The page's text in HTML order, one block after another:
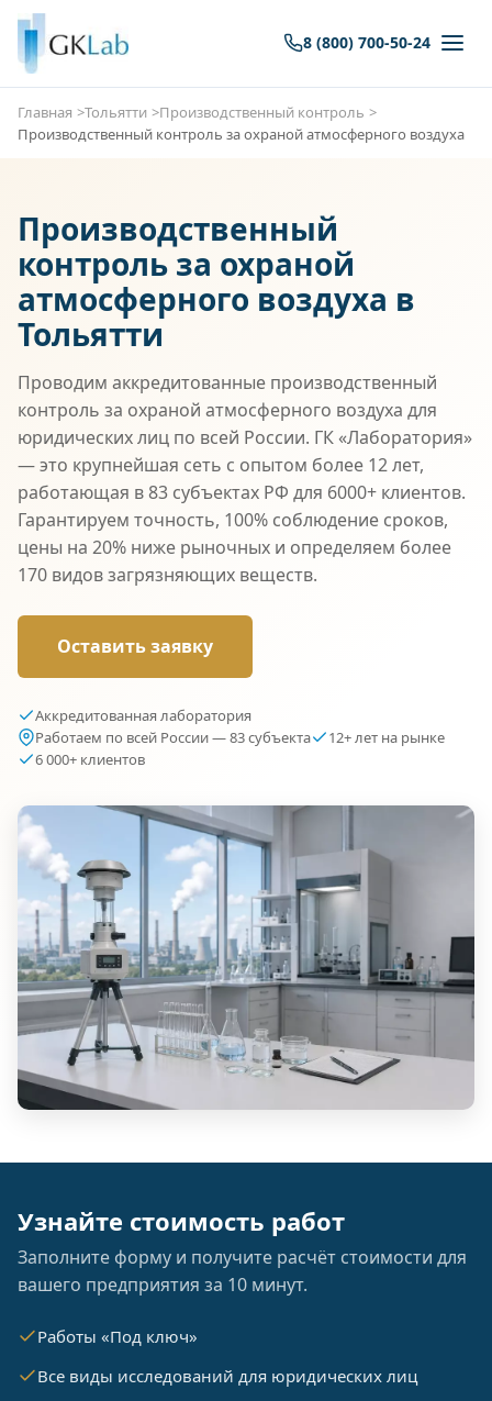
8 (800) 700-50-24
Главная Тольятти
Производственный контроль
Производственный контроль за охраной атмосферного воздуха
Производственный
контроль за охраной
атмосферного воздуха в
Тольятти
Проводим аккредитованные производственный
контроль за охраной атмосферного воздуха для
юридических лиц по всей России. ГК «Лаборатория»
— это крупнейшая сеть с опытом более 12 лет,
работающая в 83 субъектах РФ для 6000+ клиентов.
Гарантируем точность, 100% соблюдение сроков,
цены на 20% ниже рыночных и определяем более
170 видов загрязняющих веществ.
Оставить заявку
Аккредитованная лаборатория
Работаем по всей России — 83 субъекта
12+ лет на рынке
6 000+ клиентов
Узнайте стоимость работ
Заполните форму и получите расчёт стоимости для
вашего предприятия за 10 минут.
Работы «Под ключ»
Все виды исследований для юридических лиц